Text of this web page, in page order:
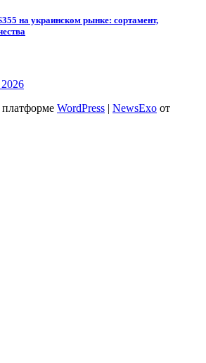
на украинском рынке: сортамент,
WordPress NewsExo от